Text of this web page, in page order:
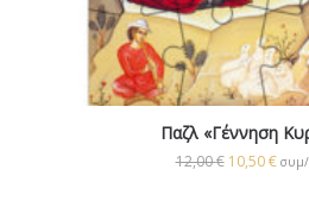
Παζλ «Γέννηση
12,00€ 10,50€